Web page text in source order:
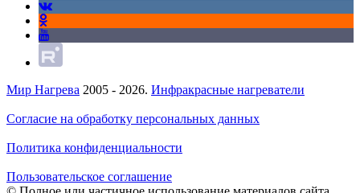
Мир Нагрева 2005 - 2026. Инфракрасные нагреватели
Согласие на обработку персональных данных
Политика конфиденциальности
Пользовательское соглашение